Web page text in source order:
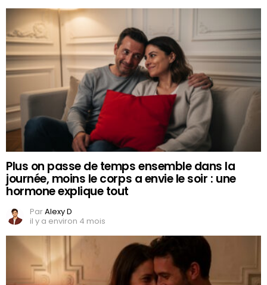
Plus on passe de temps ensemble dans la
journée, moins le corps a envie le soir : une
hormone explique tout
ParAlexy D
il y a environ 4 mois